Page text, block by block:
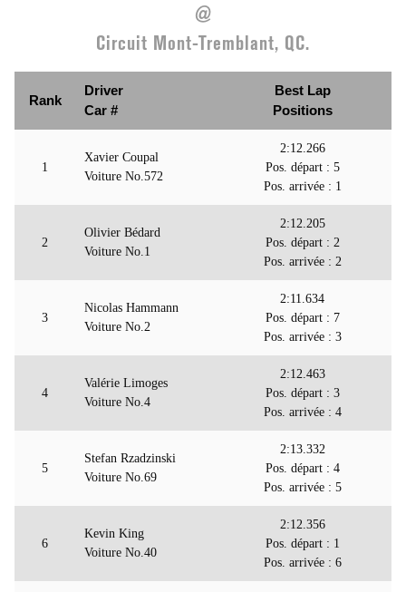
@
Circuit Mont-Tremblant, QC.
Rank
Driver
Car #
Best Lap
Positions
1
Xavier Coupal
Voiture No.572
2:12.266
Pos. départ : 5
Pos. arrivée : 1
2
Olivier Bédard
Voiture No.1
2:12.205
Pos. départ : 2
Pos. arrivée : 2
3
Nicolas Hammann
Voiture No.2
2:11.634
Pos. départ : 7
Pos. arrivée : 3
4
Valérie Limoges
Voiture No.4
2:12.463
Pos. départ : 3
Pos. arrivée : 4
5
Stefan Rzadzinski
Voiture No.69
2:13.332
Pos. départ : 4
Pos. arrivée : 5
6
Kevin King
Voiture No.40
2:12.356
Pos. départ : 1
Pos. arrivée : 6